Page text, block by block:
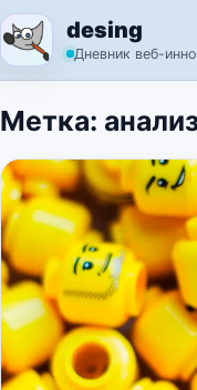
Перейти к
desing
Дневник веб-
Метка: